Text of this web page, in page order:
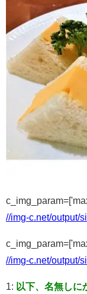
//img-c.net/output/
//img-c.net/output/
1: 以下、名無しに